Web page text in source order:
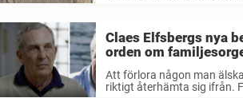
Claes Elfsbergs nya
orden om familjesorgen: ”Nu
nog inte…”
Att förlora någon man
riktigt återhämta sig ifrån.